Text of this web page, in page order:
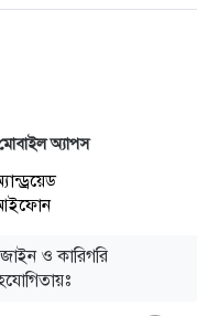
অ্যাপস
ও কারিগরি